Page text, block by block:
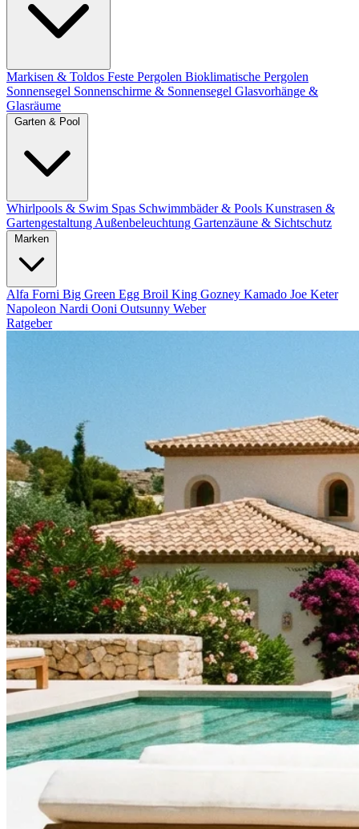
Markisen & Toldos Feste Pergolen Bioklimatische Pergolen
Sonnensegel Sonnenschirme & Sonnensegel Glasvorhänge &
Glasräume
Whirlpools & Swim Spas Schwimmbäder & Pools Kunstrasen &
Gartengestaltung Außenbeleuchtung Gartenzäune & Sichtschutz
Alfa Forni Big Green Egg Broil King Gozney Kamado Joe Keter
Napoleon Nardi Ooni Outsunny Weber
Ratgeber